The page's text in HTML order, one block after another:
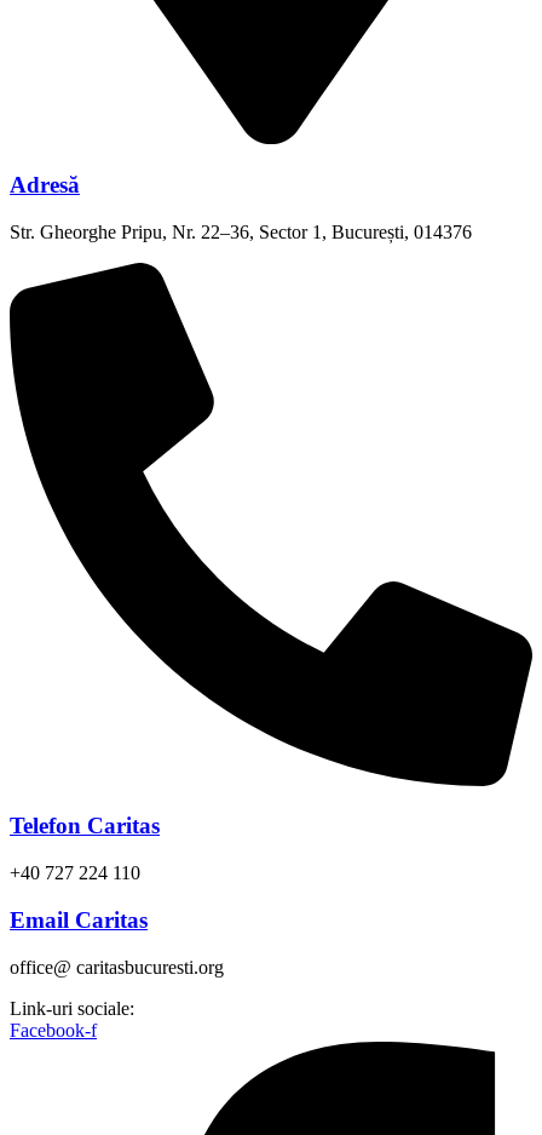
Adresă
Str. Gheorghe Pripu, Nr. 22–36, Sector 1, București, 014376
Telefon Caritas
+40 727 224 110
Email Caritas
office@ caritasbucuresti.org
Link-uri sociale:
Facebook-f